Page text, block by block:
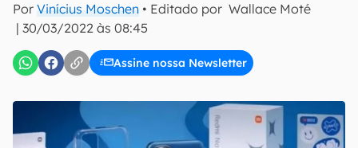
Por Vinícius Moschen • Editado por Wallace Moté
| 30/03/2022 às 08:45
Assine nossa Newsletter
inscreva-se
Confirmo que li, aceito e concordo com os Termos de
Uso e Política de Privacidade do Canaltech.